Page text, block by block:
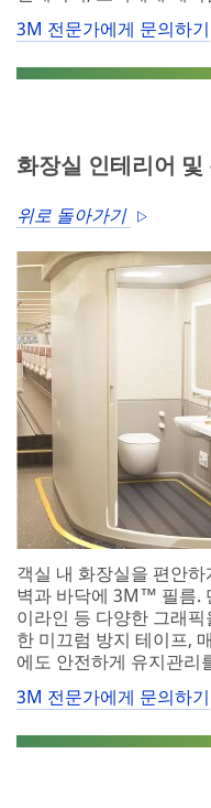
3M 전문가에게 문의하기
화장실 인테리어
위로 돌아가기
객실 내 화장실을 편안
벽과 바닥에 3M™ 필름.
이라인 등 다양한 그래
한 미끄럼 방지 테이프,
에도 안전하게 유지관리
3M 전문가에게 문의하기